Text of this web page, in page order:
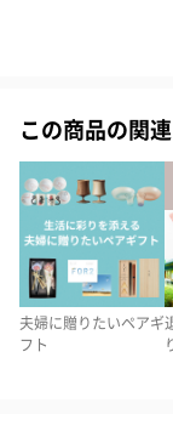
ディズニーのユ
冷たい飲み物をい
グカップ。
耐熱性なので温か
こだわりのパッ
この商品の関
夫婦に贈りたいペアギ
フト